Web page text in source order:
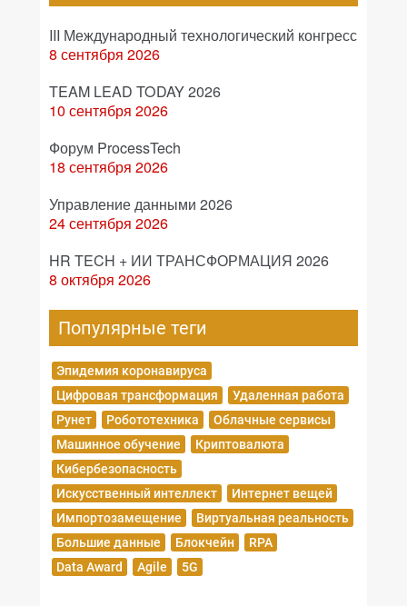
III Международный технологический конгресс
8 сентября 2026
TEAM LEAD TODAY 2026
10 сентября 2026
Форум ProcessTech
18 сентября 2026
Управление данными 2026
24 сентября 2026
HR TECH + ИИ ТРАНСФОРМАЦИЯ 2026
8 октября 2026
Популярные теги
Эпидемия коронавируса
Цифровая трансформация
Удаленная работа
Рунет
Робототехника
Облачные сервисы
Машинное обучение
Криптовалюта
Кибербезопасность
Искусственный интеллект
Интернет вещей
Импортозамещение
Виртуальная реальность
Большие данные
Блокчейн
RPA
Data Award
Agile 5G